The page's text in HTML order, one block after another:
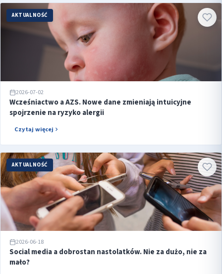
AKTUALNOŚĆ
2026-07-02
Wcześniactwo a AZS. Nowe dane zmieniają intuicyjne
spojrzenie na ryzyko alergii
Czytaj więcej
AKTUALNOŚĆ
2026-06-18
Social media a dobrostan nastolatków. Nie za dużo, nie za
mało?